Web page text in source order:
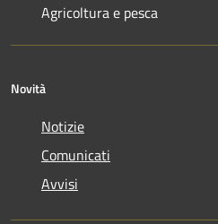
Agricoltura e pesca
Novità
Notizie
Comunicati
Avvisi